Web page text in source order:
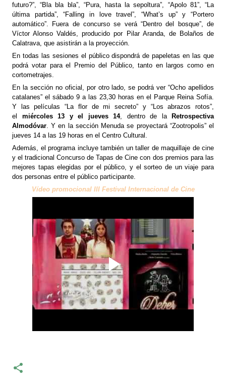
futuro?”, “Bla bla bla”, “Pura, hasta la sepoltura”, “Apolo 81”, “La
última partida”, “Falling in love travel”, “What’s up” y “Portero
automático”. Fuera de concurso se verá “Dentro del bosque”, de
Víctor Alonso Valdés, producido por Pilar Aranda, de Bolaños de
Calatrava, que asistirán a la proyección.
En todas las sesiones el público dispondrá de papeletas en las que
podrá votar para el Premio del Público, tanto en largos como en
cortometrajes.
En la sección no oficial, por otro lado, se podrá ver “Ocho apellidos
catalanes” el sábado 9 a las 23,30 horas en el Parque Reina Sofía.
Y las películas “La flor de mi secreto” y “Los abrazos rotos”,
el miércoles 13 y el jueves 14, dentro de la
Retrospectiva
Almodóvar. Y en la sección Menuda se proyectará “Zootropolis” el
jueves 14 a las 19 horas en el Centro Cultural.
Además, el programa incluye también un taller de maquillaje de cine
y el tradicional Concurso de Tapas de Cine con dos premios para las
mejores tapas elegidas por el público, y el sorteo de un viaje para
dos personas entre el público participante.
Vídeo promocional III Festival Internacional de Cine